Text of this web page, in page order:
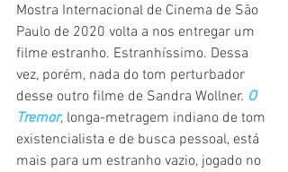
Mostra Internacional de Cinema de São
Paulo de 2020 volta a nos entregar um
filme estranho. Estranhíssimo. Dessa
vez, porém, nada do tom perturbador
desse outro filme de Sandra Wollner. O
Tremor, longa-metragem indiano de tom
existencialista e de busca pessoal, está
mais para um estranho vazio, jogado no